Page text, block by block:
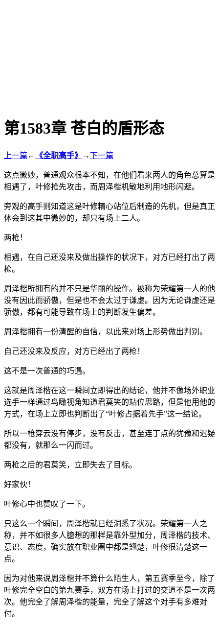
第1583章 苍白的盾形态
上一篇 ← 《全职高手》 →下一篇
这点微妙，普通观众根本不知，在他们看来两人的角色总算是
相遇了，叶修抢先攻击，而周泽楷机敏地利用地形闪避。
旁观的高手则知道这是叶修精心站位后制造的先机，但是真正
体会到这其中微妙的，却只有场上二人。
两枪！
相遇，在自己还没来及做出操作的状况下，对方已经打出了两
枪。
周泽楷所拥有的并不只是华丽的操作。被称为荣耀第一人的他
没有因此而骄傲，但是也不会太过于谦虚。因为无论谦虚还是
骄傲，都有可能导致在场上的判断发生偏差。
周泽楷拥有一份清醒的自信，以此来对场上形势做出判别。
自己还没来及反应，对方已经出了两枪！
这不是一次普通的巧遇。
这就是周泽楷在这一瞬间立即得出的结论，他并不像场外职业
选手一样通过鸟瞰视角知道君莫笑的站位思路，但是他用他的
方式，在场上立即也判断出了“叶修占据着先手”这一结论。
所以一枪穿云没有停步，没有反击，甚至连丁点的犹豫和迟疑
都没有，就那么一闪而过。
两枪之后的君莫笑，立即失去了目标。
好家伙！
叶修心中也赞叹了一下。
只这么一个瞬间，周泽楷就已经洞悉了状况。荣耀第一人之
称，并不如很多人臆想的那样是靠外型加分，周泽楷的技术、
意识、态度，确实放在职业圈中都是翘楚，叶修很清楚这一
点。
因为对他来说周泽楷并不算什么陌生人，第五赛季至今，除了
叶修完全空白的第九赛季，双方在场上打过的交道不是一次两
次。他完全了解周泽楷的能量，完全了解这个对手有多难对
付。